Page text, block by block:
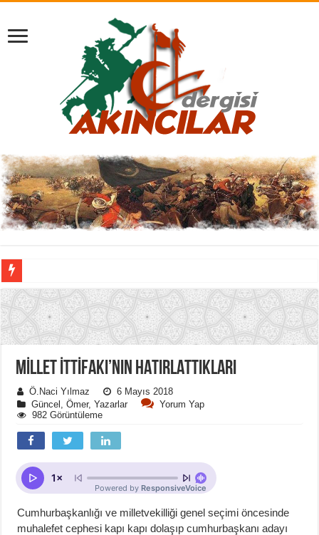
MİLLET İTTİFAKI’NIN HATIRLATTIKLARI
Ö.Naci Yılmaz
6 Mayıs 2018
Güncel ,Ömer,Yazarlar
Yorum Yap
982 Görüntüleme
Cumhurbaşkanlığı ve milletvekilliği genel seçimi öncesinde
muhalefet cephesi kapı kapı dolaşıp cumhurbaşkanı adayı